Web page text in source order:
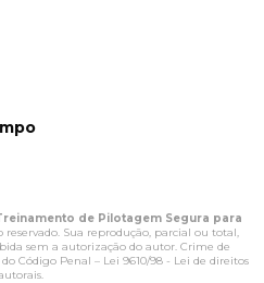
de Pilotagem Segura para
reservado. Sua reprodução, parcial ou total,
sem a autorização do autor. Crime de
Código Penal – Lei 9610/98 - Lei de direitos
.